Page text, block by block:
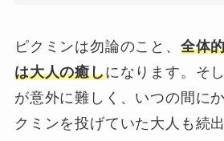
ピクミンは勿論のこと、 全体
は大人の癒しになります。そ
が意外に難しく、いつの間に
クミンを投げていた大人も続